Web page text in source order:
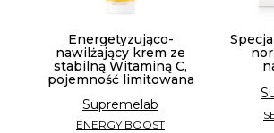
Energetyzująco-
nawilżający krem ze
stabilną Witaminą C,
pojemność limitowana
Supremelab
ENERGY BOOST